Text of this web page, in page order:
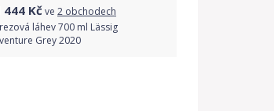
444 Kčve 2 obchodech
láhev 700 ml Lässig
Grey 2020